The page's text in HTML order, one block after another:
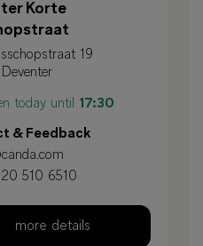
Korte
19
Deventer
today until 17:30
& Feedback
20 510 6510
more details